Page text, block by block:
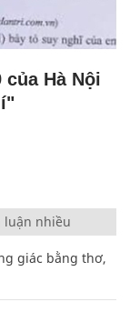
Hà Nội
luận nhiều
giác bằng thơ,